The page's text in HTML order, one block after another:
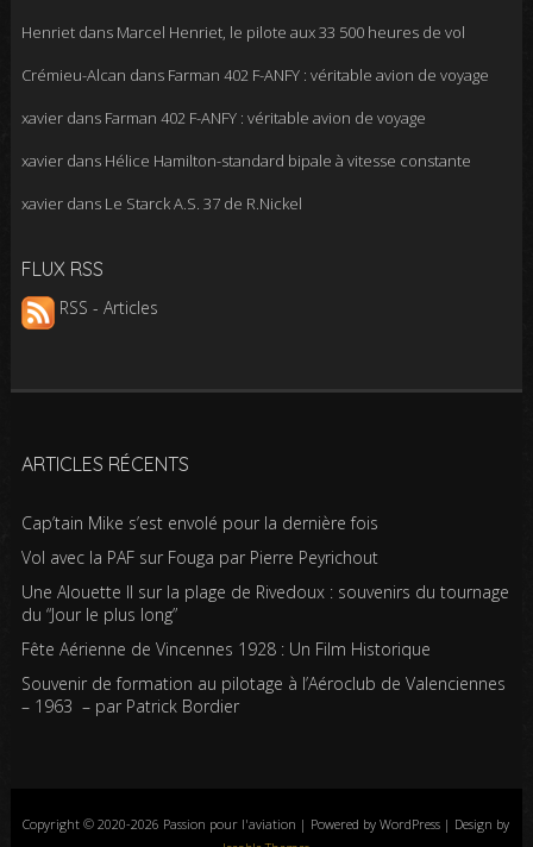
Henrietdans Marcel Henriet, le pilote aux 33 500 heures de vol
Crémieu-Alcan dans Farman 402 F-ANFY : véritable avion de voyage
xavierdans Farman 402 F-ANFY : véritable avion de voyage
xavierdans Hélice Hamilton-standard bipale à vitesse constante
xavierdans Le Starck A.S. 37 de R.Nickel
FLUX RSS
RSS - Articles
ARTICLES RÉCENTS
Cap’tain Mike s’est envolé pour la dernière fois
Vol avec la PAF sur Fouga par Pierre Peyrichout
Une Alouette II sur la plage de Rivedoux : souvenirs du tournage
du “Jour le plus long”
Fête Aérienne de Vincennes 1928 : Un Film Historique
Souvenir de formation au pilotage à l’Aéroclub de Valenciennes
– 1963 – par Patrick Bordier
Copyright © 2020-2026 Passion pour l'aviation | Powered by WordPress | Design by